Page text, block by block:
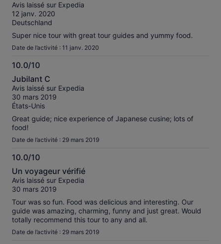
10
Avis laissé sur Expedia
12 janv. 2020
Deutschland
Super nice tour with great tour guides and yummy food.
Date de l’activité : 11 janv. 2020
10.0/10
10.0
sur
10
Jubilant C
Avis laissé sur Expedia
30 mars 2019
États-Unis
Great guide; nice experience of Japanese cusine; lots of
food!
Date de l’activité : 29 mars 2019
10.0/10
10.0
sur
10
Un voyageur vérifié
Avis laissé sur Expedia
30 mars 2019
Tour was so fun. Food was delicious and interesting. Our
guide was amazing, charming, funny and just great. Would
totally recommend this tour to any and all.
Date de l’activité : 29 mars 2019